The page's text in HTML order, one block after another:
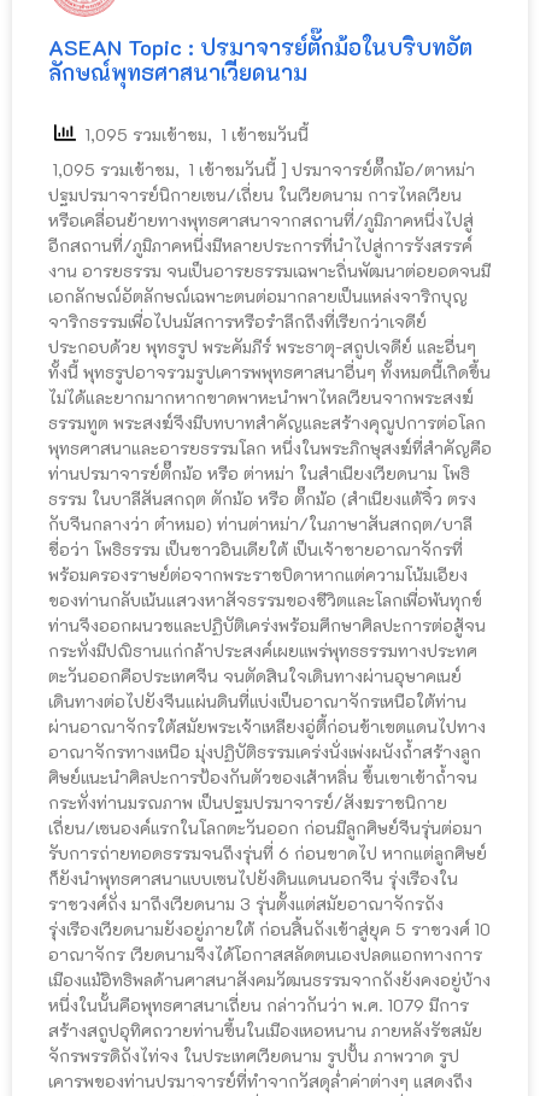
ASEAN Topic : ปรมาจารย์ตั๊กม้อในบริบทอัต
ลักษณ์พุทธศาสนาเวียดนาม
1,095 รวมเข้าชม, 1 เข้าชมวันนี้
1,095 รวมเข้าชม, 1 เข้าชมวันนี้ ] ปรมาจารย์ตั๊กม้อ/ตาหม่า
ปฐมปรมาจารย์นิกายเซน/เถี่ยน ในเวียดนาม การไหลเวียน
หรือเคลื่อนย้ายทางพุทธศาสนาจากสถานที่/ภูมิภาคหนึ่งไปสู่
อีกสถานที่/ภูมิภาคหนึ่งมีหลายประการที่นำไปสู่การรังสรรค์
งาน อารยธรรม จนเป็นอารยธรรมเฉพาะถิ่นพัฒนาต่อยอดจนมี
เอกลักษณ์อัตลักษณ์เฉพาะตนต่อมากลายเป็นแหล่งจาริกบุญ
จาริกธรรมเพื่อไปนมัสการหรือรำลึกถึงที่เรียกว่าเจดีย์
ประกอบด้วย พุทธรูป พระคัมภีร์ พระธาตุ-สถูปเจดีย์ และอื่นๆ
ทั้งนี้ พุทธรูปอาจรวมรูปเคารพพุทธศาสนาอื่นๆ ทั้งหมดนี้เกิดขึ้น
ไม่ได้และยากมากหากขาดพาหะนำพาไหลเวียนจากพระสงฆ์
ธรรมทูต พระสงฆ์จึงมีบทบาทสำคัญและสร้างคุณูปการต่อโลก
พุทธศาสนาและอารยธรรมโลก หนึ่งในพระภิกษุสงฆ์ที่สำคัญคือ
ท่านปรมาจารย์ตั๊กม้อ หรือ ต่าหม่า ในสำเนียงเวียดนาม โพธิ
ธรรม ในบาลีสันสกฤต ตักม้อ หรือ ตั๊กม้อ (สำเนียงแต้จิ๋ว ตรง
กับจีนกลางว่า ต๋าหมอ) ท่านต่าหม่า/ในภาษาสันสกฤต/บาลี
ชื่อว่า โพธิธรรม เป็นชาวอินเดียใต้ เป็นเจ้าชายอาณาจักรที่
พร้อมครองราษย์ต่อจากพระราชบิดาหากแต่ความโน้มเอียง
ของท่านกลับเน้นแสวงหาสัจธรรมของชีวิตและโลกเพื่อพ้นทุกข์
ท่านจึงออกผนวชและปฏิบัติเคร่งพร้อมศึกษาศิลปะการต่อสู้จน
กระทั่งมีปณิธานแก่กล้าประสงค์เผยแพร่พุทธธรรมทางประทศ
ตะวันออกคือประเทศจีน จนตัดสินใจเดินทางผ่านอุษาคเนย์
เดินทางต่อไปยังจีนแผ่นดินที่แบ่งเป็นอาณาจักรเหนือใต้ท่าน
ผ่านอาณาจักรใต้สมัยพระเจ้าเหลียงอู่ตี้ก่อนข้าเขตแดนไปทาง
อาณาจักรทางเหนือ มุ่งปฏิบัติธรรมเคร่งนั่งเพ่งผนังถ้ำสร้างลูก
ศิษย์แนะนำศิลปะการป้องกันตัวของเส้าหลิ่น ขึ้นเขาเข้าถ้ำจน
กระทั่งท่านมรณภาพ เป็นปฐมปรมาจารย์/สังฆราชนิกาย
เถี่ยน/เซนองค์แรกในโลกตะวันออก ก่อนมีลูกศิษย์จีนรุ่นต่อมา
รับการถ่ายทอดธรรมจนถึงรุ่นที่ 6 ก่อนขาดไป หากแต่ลูกศิษย์
ก็ยังนำพุทธศาสนาแบบเซนไปยังดินแดนนอกจีน รุ่งเรืองใน
ราชวงศ์ถั่ง มาถึงเวียดนาม 3 รุ่นตั้งแต่สมัยอาณาจักรถัง
รุ่งเรืองเวียดนามยังอยู่ภายใต้ ก่อนสิ้นถังเข้าสู่ยุค 5 ราชวงศ์ 10
อาณาจักร เวียดนามจึงได้โอกาสสลัดตนเองปลดแอกทางการ
เมืองแม้อิทธิพลด้านศาสนาสังคมวัฒนธรรมจากถังยังคงอยู่บ้าง
หนึ่งในนั้นคือพุทธศาสนาเถี่ยน กล่าวกันว่า พ.ศ. 1079 มีการ
สร้างสถูปอุทิศถวายท่านขึ้นในเมืองเหอหนาน ภายหลังรัชสมัย
จักรพรรดิถังไท่จง ในประเทศเวียดนาม รูปปั้น ภาพวาด รูป
เคารพของท่านปรมาจารย์ที่ทำจากวัสดุล่ำค่าต่างๆ แสดงถึง